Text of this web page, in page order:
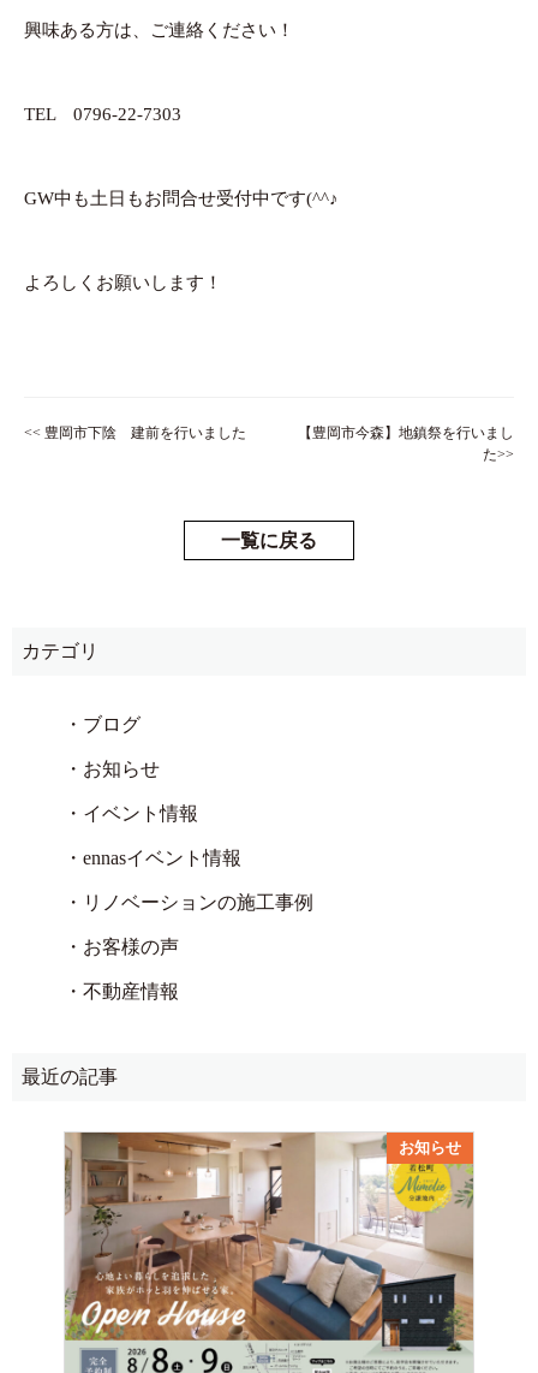
興味ある方は、ご連絡ください！
TEL 0796-22-7303
GW中も土日もお問合せ受付中です(^^♪
よろしくお願いします！
<< 豊岡市下陰 建前を行いました
【豊岡市今森】地鎮祭を行いまし
た>>
一覧に戻る
カテゴリ
・ブログ
・お知らせ
・イベント情報
・ennasイベント情報
・リノベーションの施工事例
・お客様の声
・不動産情報
最近の記事
お知らせ